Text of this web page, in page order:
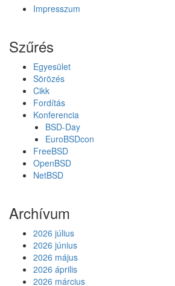
Impresszum
Szűrés
Egyesület
Sörözés
Cikk
Fordítás
Konferencia
BSD-Day
EuroBSDcon
FreeBSD
OpenBSD
NetBSD
Archívum
2026 július
2026 június
2026 május
2026 április
2026 március